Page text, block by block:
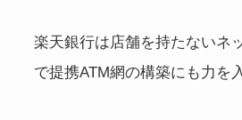
楽天銀行は店舗を持たないネ
で提携ATM網の構築にも力を